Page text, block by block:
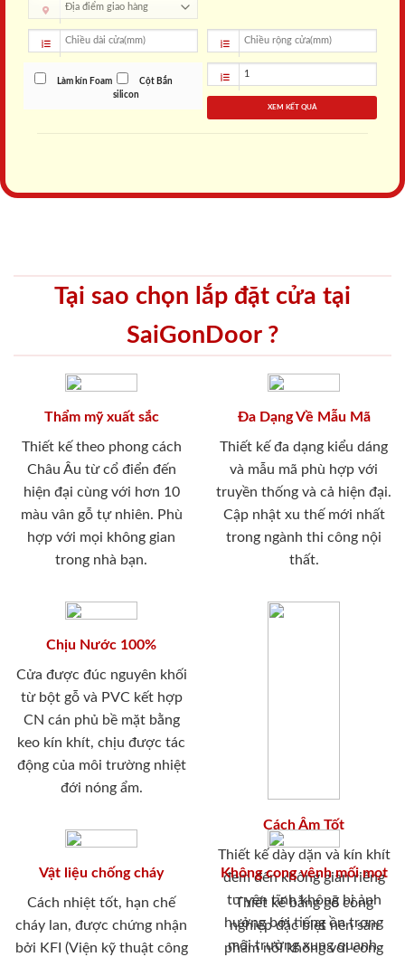
Làm kín Foam
Cột Bắn
silicon
XEM KẾT QUẢ
Tại sao chọn lắp đặt cửa tại
SaiGonDoor ?
Thẩm mỹ xuất sắc
Thiết kế theo phong cách
Châu Âu từ cổ điển đến
hiện đại cùng với hơn 10
màu vân gỗ tự nhiên. Phù
hợp với mọi không gian
trong nhà bạn.
Đa Dạng Về Mẫu Mã
Thiết kế đa dạng kiểu dáng
và mẫu mã phù hợp với
truyền thống và cả hiện đại.
Cập nhật xu thế mới nhất
trong ngành thi công nội
thất.
Chịu Nước 100%
Cửa được đúc nguyên khối
từ bột gỗ và PVC kết hợp
CN cán phủ bề mặt bằng
keo kín khít, chịu được tác
động của môi trường nhiệt
đới nóng ẩm.
Cách Âm Tốt
Thiết kế dày dặn và kín khít
đem đến không gian riêng
tư yên tĩnh không bị ảnh
hưởng bới tiếng ồn trong
môi trường xung quanh.
Vật liệu chống cháy
Cách nhiệt tốt, hạn chế
cháy lan, được chứng nhận
bởi KFI (Viện kỹ thuật công
Không cong vênh mối mọt
Thiết kế bằng gỗ công
nghiệp đặc biệt nên sản
phẩm nói không với cong